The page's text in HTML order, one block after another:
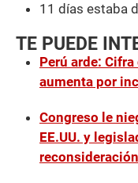
11 días estaba
TE PUEDE
Perú arde:
aumenta por
Congreso le
EE.UU. y
reconsideración